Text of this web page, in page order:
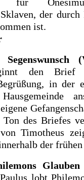
für
der durch
ist.
den
in der
Ton des Briefes
Timotheus
der
Paulus lobt